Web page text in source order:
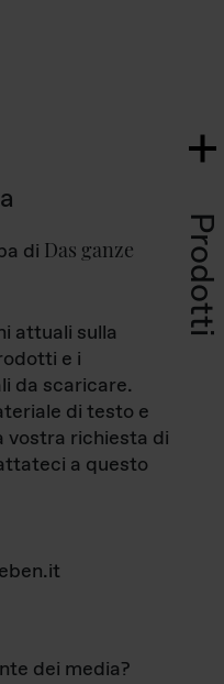
Prodotti
di Das ganze
attuali sulla
e i
da scaricare.
di testo e
vostra richiesta di
a questo
dei media?